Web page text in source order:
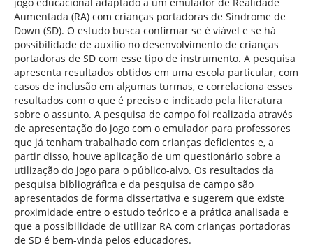
Aumentada (RA) com crianças portadoras de Síndrome de
Down (SD). O estudo busca confirmar se é viável e se há
possibilidade de auxílio no desenvolvimento de crianças
portadoras de SD com esse tipo de instrumento. A pesquisa
apresenta resultados obtidos em uma escola particular, com
casos de inclusão em algumas turmas, e correlaciona esses
resultados com o que é preciso e indicado pela literatura
sobre o assunto. A pesquisa de campo foi realizada através
de apresentação do jogo com o emulador para professores
que já tenham trabalhado com crianças deficientes e, a
partir disso, houve aplicação de um questionário sobre a
utilização do jogo para o público-alvo. Os resultados da
pesquisa bibliográfica e da pesquisa de campo são
apresentados de forma dissertativa e sugerem que existe
proximidade entre o estudo teórico e a prática analisada e
que a possibilidade de utilizar RA com crianças portadoras
de SD é bem-vinda pelos educadores.